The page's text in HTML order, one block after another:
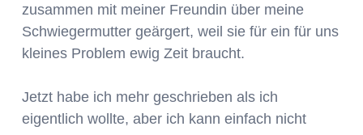
zusammen mit meiner Freundin über meine
Schwiegermutter geärgert, weil sie für ein für uns
kleines Problem ewig Zeit braucht.
Jetzt habe ich mehr geschrieben als ich
eigentlich wollte, aber ich kann einfach nicht